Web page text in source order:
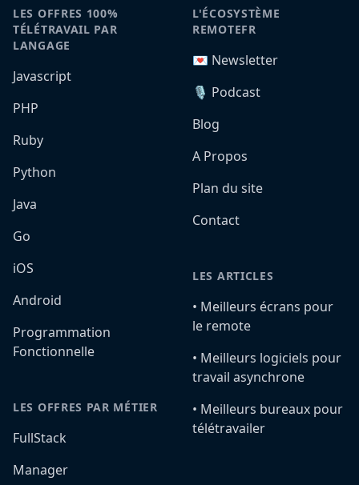
LES OFFRES 100%
TÉLÉTRAVAIL PAR
LANGAGE
Javascript
PHP
Ruby
Python
Java
Go
iOS
Android
Programmation
Fonctionnelle
LES OFFRES PAR MÉTIER
FullStack
Manager
L'ÉCOSYSTÈME
REMOTEFR
💌 Newsletter
🎙️ Podcast
Blog
A Propos
Plan du site
Contact
LES ARTICLES
•️ Meilleurs écrans pour
le remote
•️ Meilleurs logiciels pour
travail asynchrone
•️ Meilleurs bureaux pour
télétravailer